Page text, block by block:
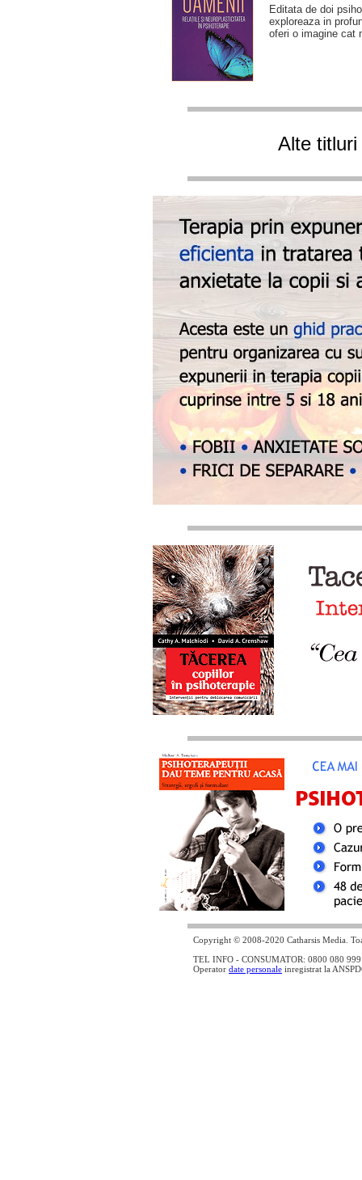
Editata de doi
exploreaza in
oferi o imagine cat
Alte
Copyright © 2008-2020 Catharsis Media.
TEL INFO - CONSUMATOR: 0800 080
Operator date personale inregistrat la